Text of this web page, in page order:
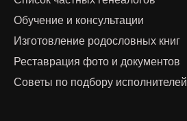
Обучение и консультации
Изготовление родословных книг
Реставрация фото и документов
Советы по подбору исполнителей